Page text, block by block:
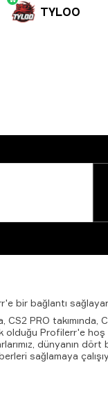
TYLOO
bir bağlantı
CS2 PRO
olduğu Profilerr'e
dünyanın
sağlamaya